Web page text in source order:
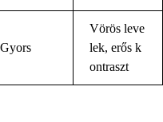
Gyors
Vörös leve
lek, erős k
ontraszt